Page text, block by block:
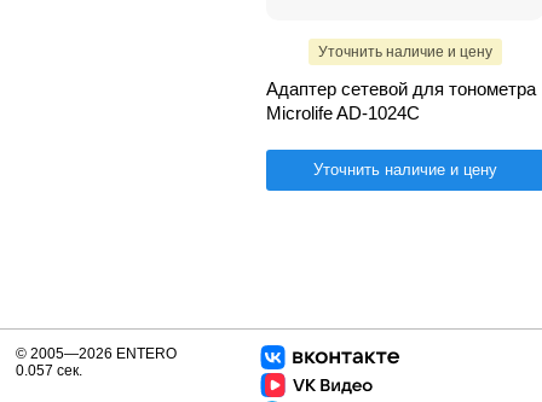
Уточнить наличие и цену
Адаптер сетевой для тонометра
Microlife AD-1024C
Уточнить наличие и цену
© 2005—2026 ENTERO
0.057 сек.